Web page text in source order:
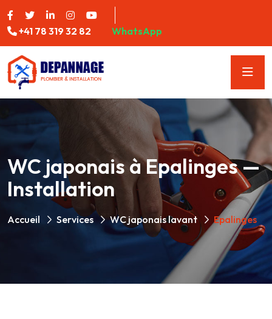
+41 78 319 32 82 WhatsApp
WC japonais à Epalinges —
Installation
Accueil Services WC japonais lavant Epalinges